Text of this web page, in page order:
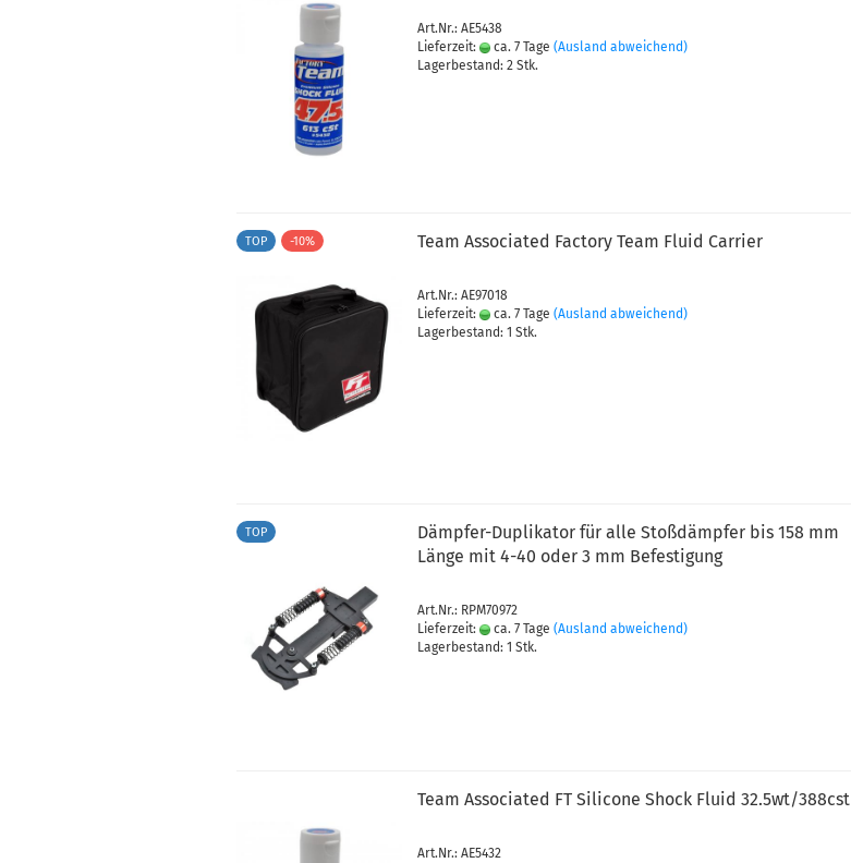
Art.Nr.: AE5438
Lieferzeit:
ca. 7 Tage (Ausland abweichend)
Lagerbestand: 2 Stk.
TOP -10% Team Associated Factory Team Fluid Carrier
Art.Nr.: AE97018
Lieferzeit:
ca. 7 Tage (Ausland abweichend)
Lagerbestand: 1 Stk.
TOP
Dämpfer-Duplikator für alle Stoßdämpfer bis 158 mm
Länge mit 4-40 oder 3 mm Befestigung
Art.Nr.: RPM70972
Lieferzeit:
ca. 7 Tage (Ausland abweichend)
Lagerbestand: 1 Stk.
Team Associated FT Silicone Shock Fluid 32.5wt/388cst
Art.Nr.: AE5432